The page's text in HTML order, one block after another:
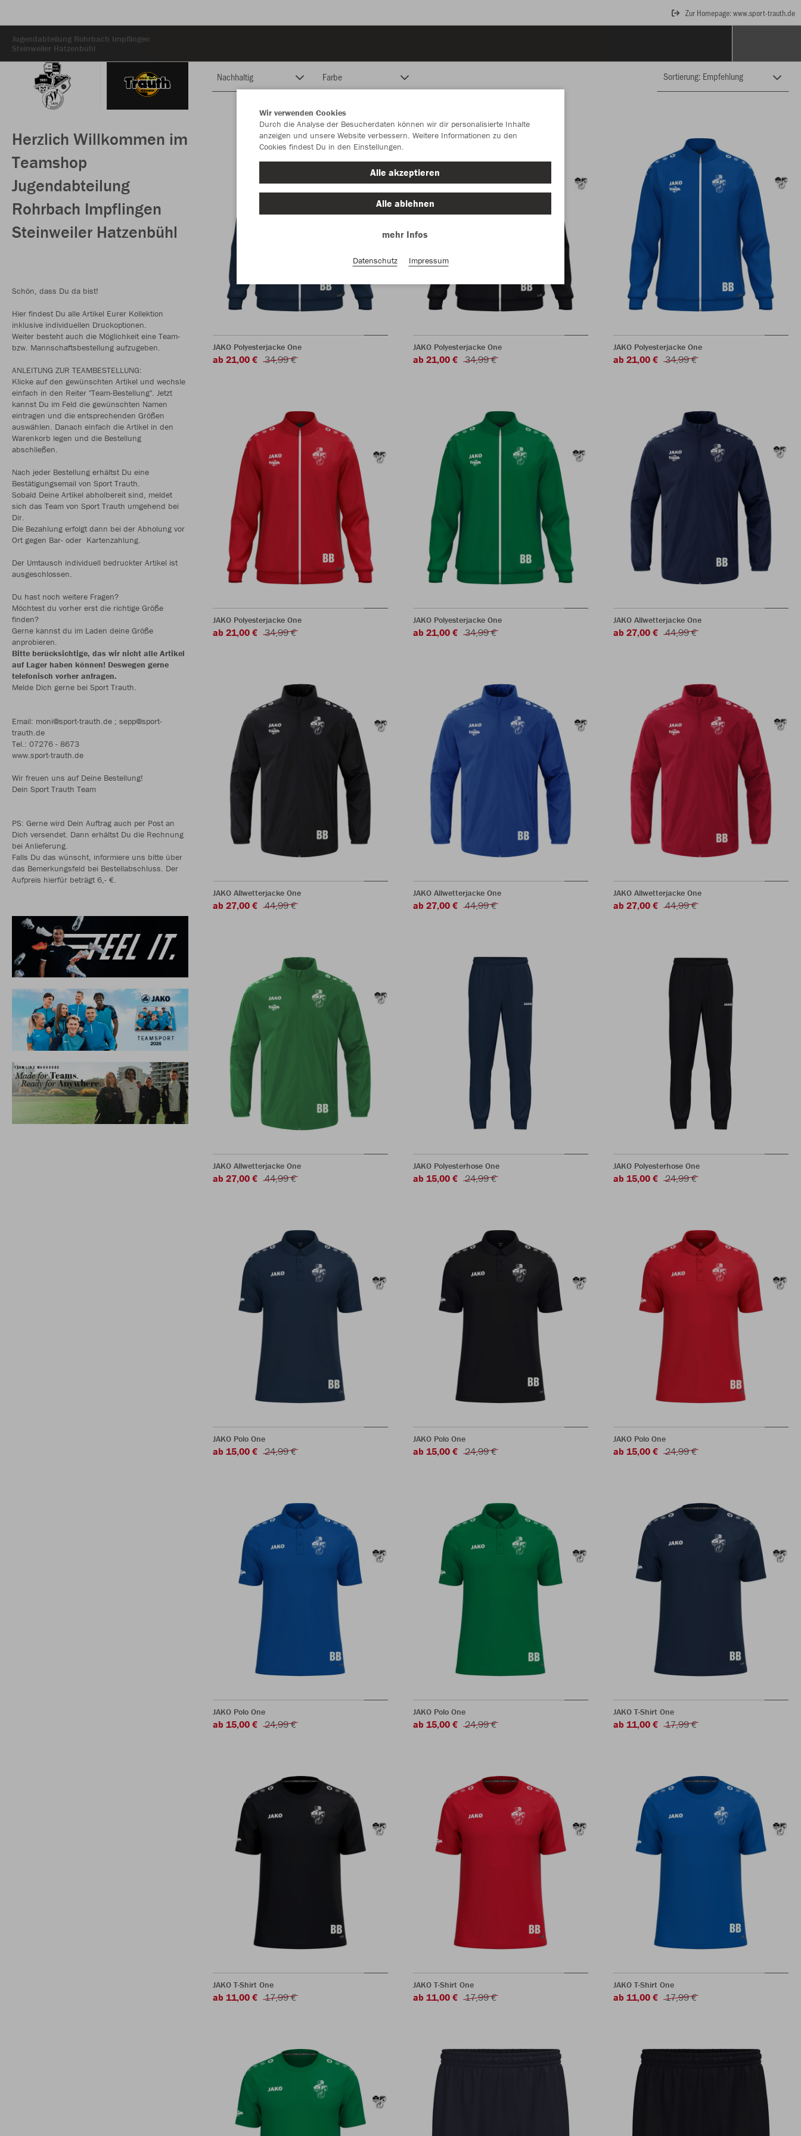
Zur Homepage: www.sport-trauth.de
Jugendabteilung Rohrbach Impflingen
Steinweiler Hatzenbühl
Herzlich Willkommen im
Teamshop
Jugendabteilung
Rohrbach Impflingen
Steinweiler Hatzenbühl
Schön, dass Du da bist!
Hier findest Du alle Artikel Eurer Kollektion
inklusive individuellen Druckoptionen.
Weiter besteht auch die Möglichkeit eine Team-
bzw. Mannschaftsbestellung aufzugeben.
ANLEITUNG ZUR TEAMBESTELLUNG:
Klicke auf den gewünschten Artikel und wechsle
einfach in den Reiter "Team-Bestellung". Jetzt
kannst Du im Feld die gewünschten Namen
eintragen und die entsprechenden Größen
auswählen. Danach einfach die Artikel in den
Warenkorb legen und die Bestellung
abschließen.
Nach jeder Bestellung erhältst Du eine
Bestätigungsemail von Sport Trauth.
Sobald Deine Artikel abholbereit sind, meldet
sich das Team von Sport Trauth umgehend bei
Dir.
Die Bezahlung erfolgt dann bei der Abholung vor
Ort gegen Bar- oder Kartenzahlung.
Der Umtausch individuell bedruckter Artikel ist
ausgeschlossen.
Du hast noch weitere Fragen?
Möchtest du vorher erst die richtige Größe
finden?
Gerne kannst du im Laden deine Größe
anprobieren.
Bitte berücksichtige, das wir nicht alle Artikel
auf Lager haben können! Deswegen gerne
telefonisch vorher anfragen.
Melde Dich gerne bei Sport Trauth.
Email: moni@sport-trauth.de ; sepp@sport-
trauth.de
Tel.: 07276 - 8673
www.sport-trauth.de
Wir freuen uns auf Deine Bestellung!
Dein Sport Trauth Team
PS: Gerne wird Dein Auftrag auch per Post an
Dich versendet. Dann erhältst Du die Rechnung
bei Anlieferung.
Falls Du das wünscht, informiere uns bitte über
das Bemerkungsfeld bei Bestellabschluss. Der
Aufpreis hierfür beträgt 6,- €.
Nachhaltig Farbe
JAKO Polyesterjacke One
ab 21,00 € 34,99 €
JAKO Polyesterjacke One
ab 21,00 € 34,99 €
JAKO Polyesterjacke One
ab 21,00 € 34,99 €
JAKO Polyesterjacke One
ab 21,00 € 34,99 €
JAKO Polyesterjacke One
ab 21,00 € 34,99 €
JAKO Allwetterjacke One
ab 27,00 € 44,99 €
JAKO Allwetterjacke One
ab 27,00 € 44,99 €
JAKO Allwetterjacke One
ab 27,00 € 44,99 €
JAKO Allwetterjacke One
ab 27,00 € 44,99 €
JAKO Allwetterjacke One
ab 27,00 € 44,99 €
JAKO Polyesterhose One
ab 15,00 € 24,99 €
JAKO Polyesterhose One
ab 15,00 € 24,99 €
JAKO Polo One
ab 15,00 € 24,99 €
JAKO Polo One
ab 15,00 € 24,99 €
JAKO Polo One
ab 15,00 € 24,99 €
JAKO Polo One
ab 15,00 € 24,99 €
JAKO Polo One
ab 15,00 € 24,99 €
JAKO T-Shirt One
ab 11,00 € 17,99 €
JAKO T-Shirt One
ab 11,00 € 17,99 €
JAKO T-Shirt One
ab 11,00 € 17,99 €
JAKO T-Shirt One
ab 11,00 € 17,99 €
Wir verwenden Cookies
Durch die Analyse der Besucherdaten können wir dir personalisierte Inhalte
anzeigen und unsere Website verbessern. Weitere Informationen zu den
Cookies findest Du in den Einstellungen.
Alle akzeptieren
Alle ablehnen
mehr Infos
Datenschutz Impressum